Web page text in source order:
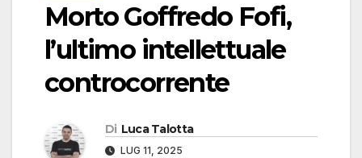
Morto Goffredo Fofi,
l’ultimo intellettuale
controcorrente
Di Luca Talotta
LUG 11, 2025